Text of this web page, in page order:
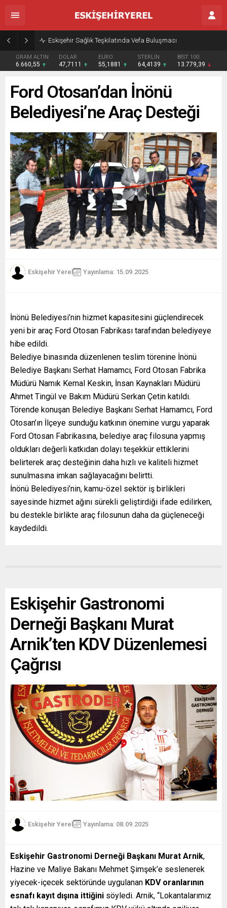
Eskişehir Sağlık Teşkilatında Vefa Buluşması
GRAM ALTIN
6.660,55
DOLAR
47,7111
EURO
55,1881
STERLİN
64,4139
BIST 100
13.779,39
Ford Otosan’dan İnönü
Belediyesi’ne Araç Desteği
Eskişehir Yerel Yayınlama: 15.09.2025
İnönü Belediyesi’nin hizmet kapasitesini güçlendirecek
yeni bir araç Ford Otosan Fabrikası tarafından belediyeye
hibe edildi.
Belediye binasında düzenlenen teslim törenine İnönü
Belediye Başkanı Serhat Hamamcı, Ford Otosan Fabrika
Müdürü Namık Kemal Keskin, İnsan Kaynakları Müdürü
Ahmet Tingül ve Bakım Müdürü Serkan Çetin katıldı.
Törende konuşan Belediye Başkanı Serhat Hamamcı, Ford
Otosan’ın İlçeye sunduğu katkının önemine vurgu yaparak
Ford Otosan Fabrikasına, belediye araç filosuna yapmış
oldukları değerli katkıdan dolayı teşekkür ettiklerini
belirterek araç desteğinin daha hızlı ve kaliteli hizmet
sunulmasına imkan sağlayacağını belirtti.
İnönü Belediyesi’nin, kamu-özel sektör iş birlikleri
sayesinde hizmet ağını sürekli geliştirdiği ifade edilirken,
bu destekle birlikte araç filosunun daha da güçleneceği
kaydedildi.
Eskişehir Gastronomi
Derneği Başkanı Murat
Arnik’ten KDV Düzenlemesi
Çağrısı
Eskişehir Yerel Yayınlama: 08.09.2025
Eskişehir Gastronomi Derneği Başkanı Murat Arnik,
Hazine ve Maliye Bakanı Mehmet Şimşek’e seslenerek
yiyecek-içecek sektöründe uygulanan KDV oranlarının
esnafı kayıt dışına ittiğini söyledi. Arnik, “Lokantalarımız